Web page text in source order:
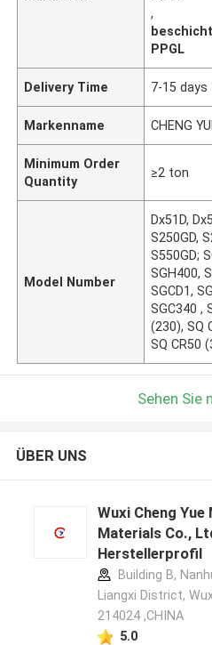
,
PPGL
Delivery Time 7-15 days
Markenname CHENG
Minimum Order
Quantity
≥2 ton
Model Number
Dx51D,
S250GD,
S550GD;
SGH400,
SGCD1,
SGC340 ,
(230), SQ
SQ CR50
Sehen Sie
ÜBER UNS
Wuxi Cheng Yue
Materials Co.,
Herstellerprofil
Building B,
Liangxi District,
214024 ,CHINA
5.0